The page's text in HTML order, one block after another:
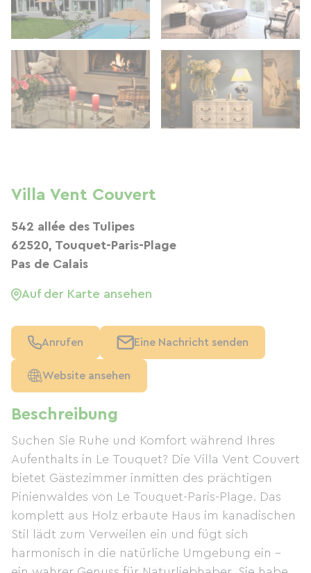
Beschreibung
Suchen Sie Ruhe und Komfort während Ihres
Aufenthalts in Le Touquet? Die Villa Vent Couvert
bietet Gästezimmer inmitten des prächtigen
Pinienwaldes von Le Touquet-Paris-Plage. Das
komplett aus Holz erbaute Haus im kanadischen
Stil lädt zum Verweilen ein und fügt sich
harmonisch in die natürliche Umgebung ein –
Villa Vent Couvert
542 allée des Tulipes
62520, Touquet-Paris-Plage
Pas de Calais
Auf der Karte ansehen
Anrufen Eine Nachricht senden
Website ansehen